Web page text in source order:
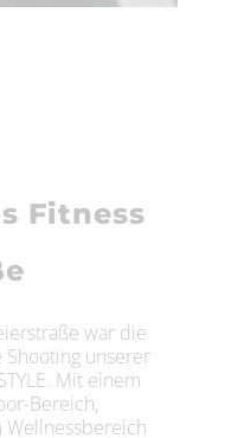
Fitness
war die
unserer
Mit einem
Bereich,
Wellnessbereich